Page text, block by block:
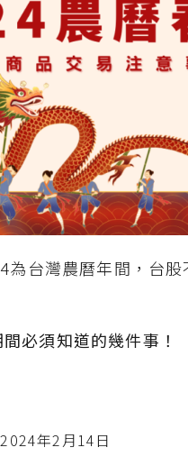
台灣農曆年間，台
必須知道的幾件事！
年2月14日